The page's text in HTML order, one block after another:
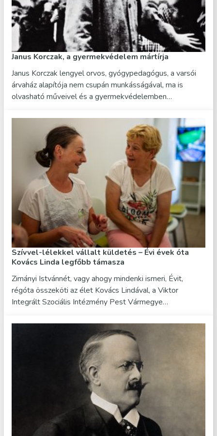
Janus Korczak, a gyermekvédelem mártírja
Janus Korczak lengyel orvos, gyógypedagógus, a varsói
árvaház alapítója nem csupán munkásságával, ma is
olvasható műveivel és a gyermekvédelemben…
Szívvel-lélekkel vállalt küldetés – Évi évek óta
Kovács Linda legfőbb támasza
Zimányi Istvánnét, vagy ahogy mindenki ismeri, Évit,
régóta összeköti az élet Kovács Lindával, a Viktor
Integrált Szociális Intézmény Pest Vármegye…